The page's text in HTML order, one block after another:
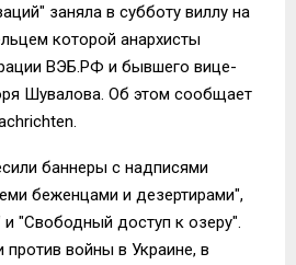
заняла в субботу виллу на
которой анархисты
ВЭБ.РФ и бывшего вице-
Шувалова. Об этом сообщает
баннеры с надписями
беженцами и дезертирами",
и "Свободный доступ к озеру".
против войны в Украине, в